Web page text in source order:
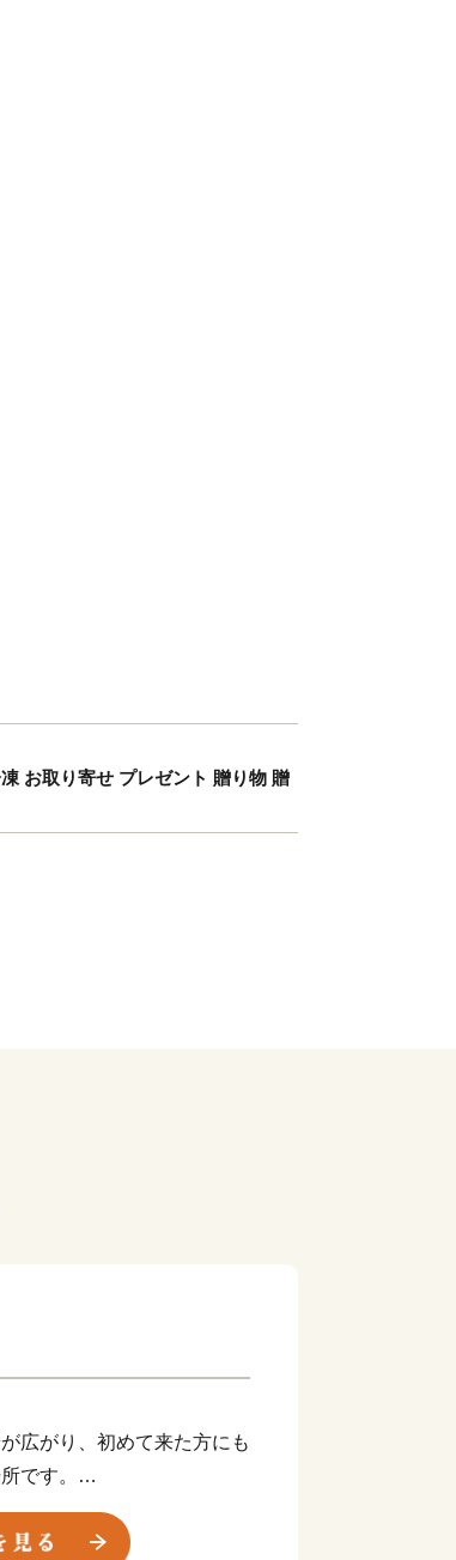
お取り寄せ プレゼント 贈り物 贈
広がり、初めて来た方にも
です。
町の夢は「子育て日本一の